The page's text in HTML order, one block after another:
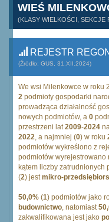
WIEŚ
(KLASY WIELKOŚCI, SEKCJE
REJESTR
(Źródło: GUS, 31.XII.2024)
We wsi Milenkowce w roku
2 podmioty gospodarki
prowadząca działalność
nowych podmiotów, a 0
przestrzeni lat2009-2024
2022, a najmniej (0) w roku
podmiotów wykreślono z
podmiotów wyrejestrowano
kątem liczby zatrudnionych
(2) jestmikro-
50,0% (1) podmiotów jako
budownictwo, natomiast
zakwalifikowana jest jako